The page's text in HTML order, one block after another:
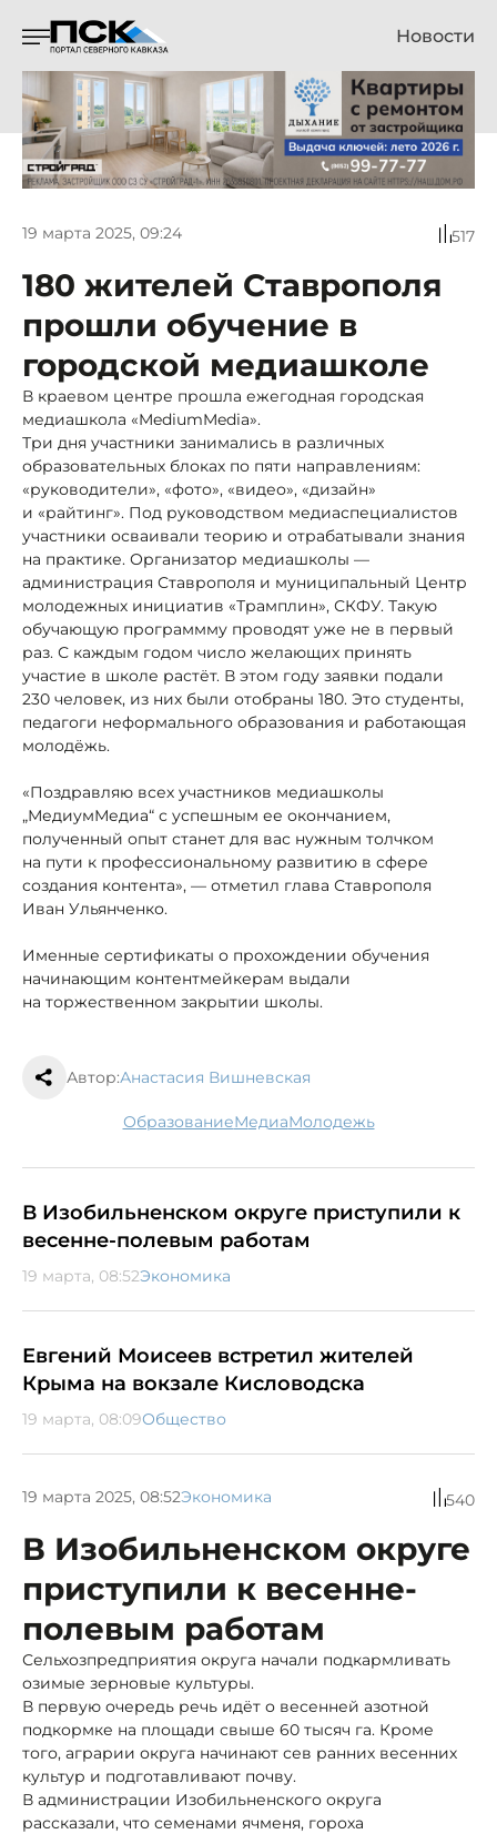
Новости
19 марта 2025, 09:24 517
180 жителей Ставрополя
прошли обучение в
городской медиашколе
В краевом центре прошла ежегодная городская
медиашкола «MediumMedia».
Три дня участники занимались в различных
образовательных блоках по пяти направлениям:
«руководители», «фото», «видео», «дизайн»
и «райтинг». Под руководством медиаспециалистов
участники осваивали теорию и отрабатывали знания
на практике. Организатор медиашколы —
администрация Ставрополя и муниципальный Центр
молодежных инициатив «Трамплин», СКФУ. Такую
обучающую программму проводят уже не в первый
раз. С каждым годом число желающих принять
участие в школе растёт. В этом году заявки подали
230 человек, из них были отобраны 180. Это студенты,
педагоги неформального образования и работающая
молодёжь.
«Поздравляю всех участников медиашколы
„МедиумМедиа“ с успешным ее окончанием,
полученный опыт станет для вас нужным толчком
на пути к профессиональному развитию в сфере
создания контента», — отметил глава Ставрополя
Иван Ульянченко.
Именные сертификаты о прохождении обучения
начинающим контентмейкерам выдали
на торжественном закрытии школы.
Автор:Анастасия Вишневская
образование медиа молодежь
В Изобильненском округе приступили к
весенне-полевым работам
19 марта, 08:52Экономика
Евгений Моисеев встретил жителей
Крыма на вокзале Кисловодска
19 марта, 08:09Общество
19 марта 2025, 08:52Экономика 540
В Изобильненском округе
приступили к весенне-
полевым работам
Сельхозпредприятия округа начали подкармливать
озимые зерновые культуры.
В первую очередь речь идёт о весенней азотной
подкормке на площади свыше 60 тысяч га. Кроме
того, аграрии округа начинают сев ранних весенних
культур и подготавливают почву.
В администрации Изобильненского округа
рассказали, что семенами ячменя, гороха